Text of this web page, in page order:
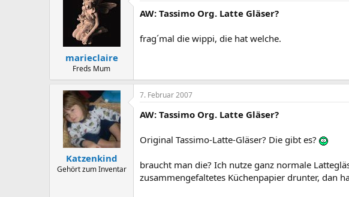
marieclaire
Freds Mum
AW: Tassimo Org. Latte Gläser?
frag´mal die wippi, die hat welche.
Katzenkind
Gehört zum Inventar
7. Februar 2007
AW: Tassimo Org. Latte Gläser?
Original Tassimo-Latte-Gläser? Die gibt es?
braucht man die? Ich nutze ganz normale
zusammengefaltetes Küchenpapier drunter, dan